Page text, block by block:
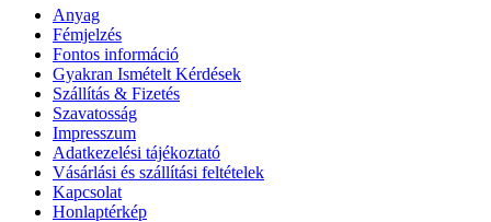
Anyag
Fémjelzés
Fontos információ
Gyakran Ismételt Kérdések
Szállítás & Fizetés
Szavatosság
Impresszum
Adatkezelési tájékoztató
Vásárlási és szállítási feltételek
Kapcsolat
Honlaptérkép